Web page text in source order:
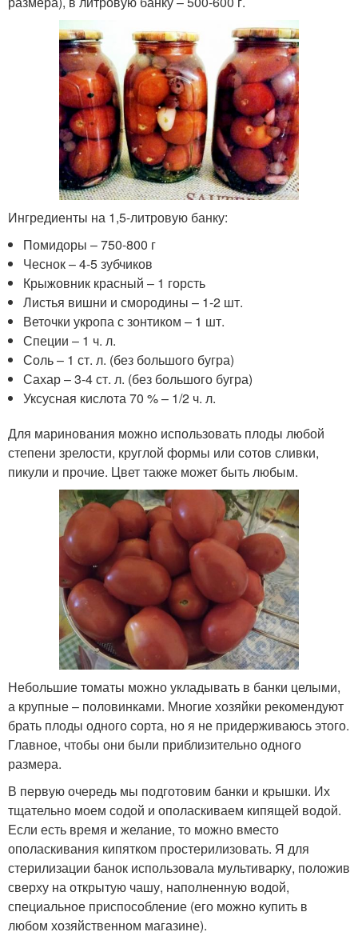
Ингредиенты на 1,5-литровую банку:
Помидоры – 750-800 г
Чеснок – 4-5 зубчиков
Крыжовник красный – 1 горсть
Листья вишни и смородины – 1-2 шт.
Веточки укропа с зонтиком – 1 шт.
Специи – 1 ч. л.
Соль – 1 ст. л. (без большого бугра)
Сахар – 3-4 ст. л. (без большого бугра)
Уксусная кислота 70 % – 1/2 ч. л.
Для маринования можно использовать плоды любой
степени зрелости, круглой формы или сотов сливки,
пикули и прочие. Цвет также может быть любым.
Небольшие томаты можно укладывать в банки целыми,
а крупные – половинками. Многие хозяйки рекомендуют
брать плоды одного сорта, но я не придерживаюсь этого.
Главное, чтобы они были приблизительно одного
размера.
В первую очередь мы подготовим банки и крышки. Их
тщательно моем содой и ополаскиваем кипящей водой.
Если есть время и желание, то можно вместо
ополаскивания кипятком простерилизовать. Я для
стерилизации банок использовала мультиварку, положив
сверху на открытую чашу, наполненную водой,
специальное приспособление (его можно купить в
любом хозяйственном магазине).